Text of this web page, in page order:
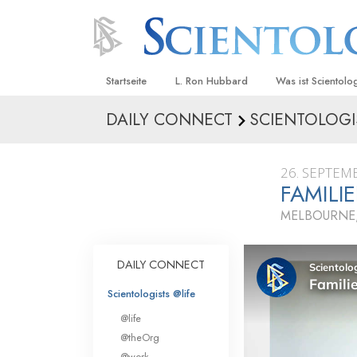
Startseite L. Ron Hubbard Was ist
Anschauungen
Was
sagen
Innerhalb einer
Die
Eine Einführung
DAILY CONNECT
26.
DAILY CONNECT
Scientologists @life
@life
@theOrg